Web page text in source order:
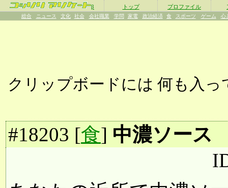
β トップ プロファイル
総合 ニュース 文化 社会 会社職業 学問 家電 政治経済 食 スポーツ ゲーム 心
クリップボードには 何も入っ
#18203 [食] 中濃ソース